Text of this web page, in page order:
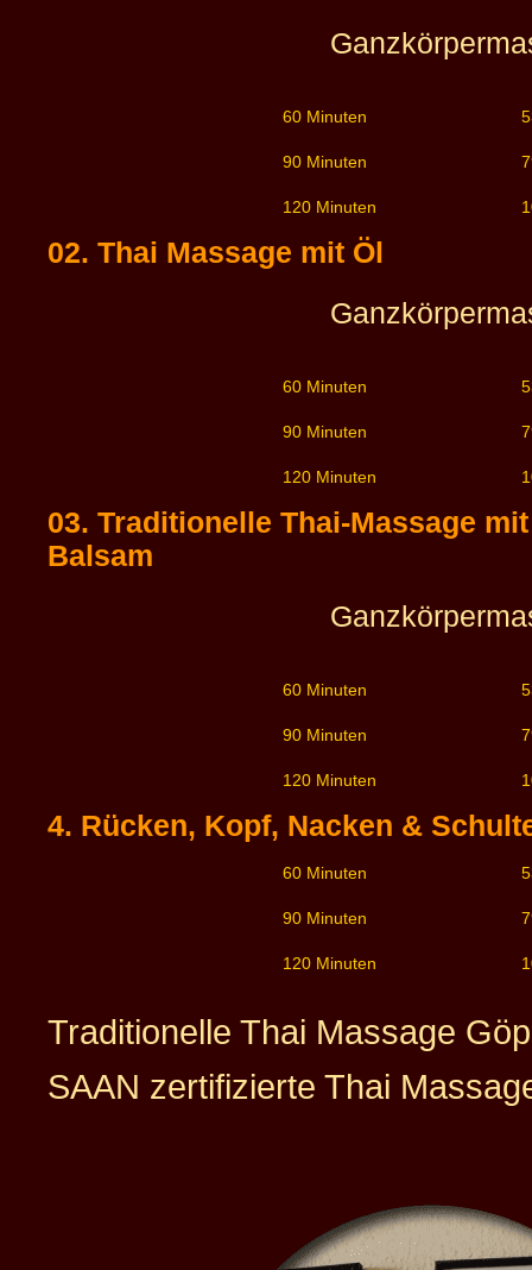
60 Minuten
90 Minuten
120 Minuten
02. Thai Massage mit Öl
60 Minuten
90 Minuten
120 Minuten
03. Traditionelle Thai-Massage
Balsam
60 Minuten
90 Minuten
120 Minuten
4. Rücken, Kopf, Nacken &
60 Minuten
90 Minuten
120 Minuten
Traditionelle Thai Massage
SAAN zertifizierte Thai